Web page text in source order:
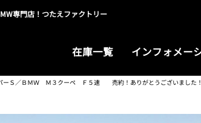
専門店！つたえファクトリー
在庫一覧 インフォメー
ーＳ／ＢＭＷ Ｍ３クーペ Ｆ５速 売約！ありがとうございました！